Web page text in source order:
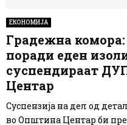
ЕКОНОМИЈА
Градежна
поради еден
суспендираат
Центар
Суспензија на дел од
во Општина Центар би